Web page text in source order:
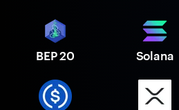
BEP 20 Solana